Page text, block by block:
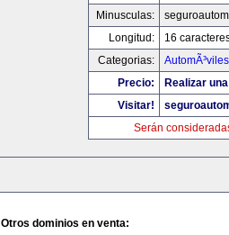
Minusculas:
Longitud:
16
Categorias:
Precio:
Realizar
Visitar!
Serán
Otros dominios en venta: